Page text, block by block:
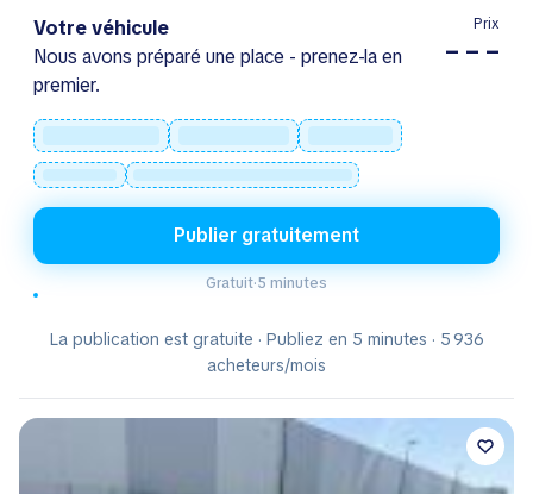
Votre véhicule
Nous avons préparé une place - prenez-la en
premier.
Prix
– – –
Publier gratuitement
Gratuit·5 minutes
La publication est gratuite · Publiez en 5 minutes · 5 936
acheteurs/mois